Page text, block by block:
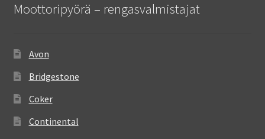
Moottoripyörä – rengasvalmistajat
Avon
Bridgestone
Coker
Continental